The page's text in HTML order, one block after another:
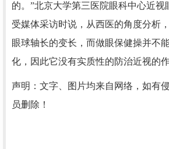
的。”北京大学第三医院眼科中心近视
受媒体采访时说，从西医的角度分析
眼球轴长的变长，而做眼保健操并不
化，因此它没有实质性的防治近视的作
声明：文字、图片均来自网络，如有
员删除！